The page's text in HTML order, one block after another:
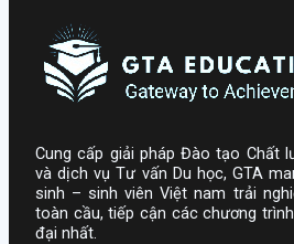
Cung cấp giải pháp Đào tạo Chất
và dịch vụ Tư vấn Du học, GTA
sinh – sinh viên Việt nam trải
toàn cầu, tiếp cận các chương
đại nhất.